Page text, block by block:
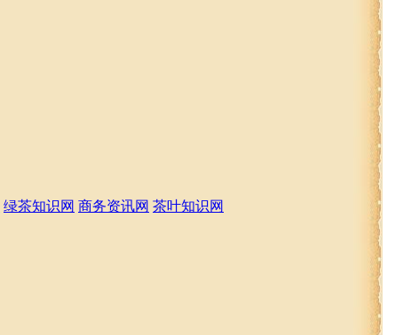
绿茶知识网 商务资讯网 茶叶知识网